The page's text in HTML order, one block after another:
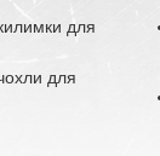
для
для